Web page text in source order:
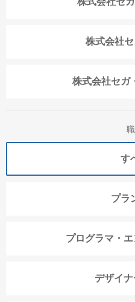
株式会社
株式会社セガ
す
プラ
プログラマ・エ
デザイナ